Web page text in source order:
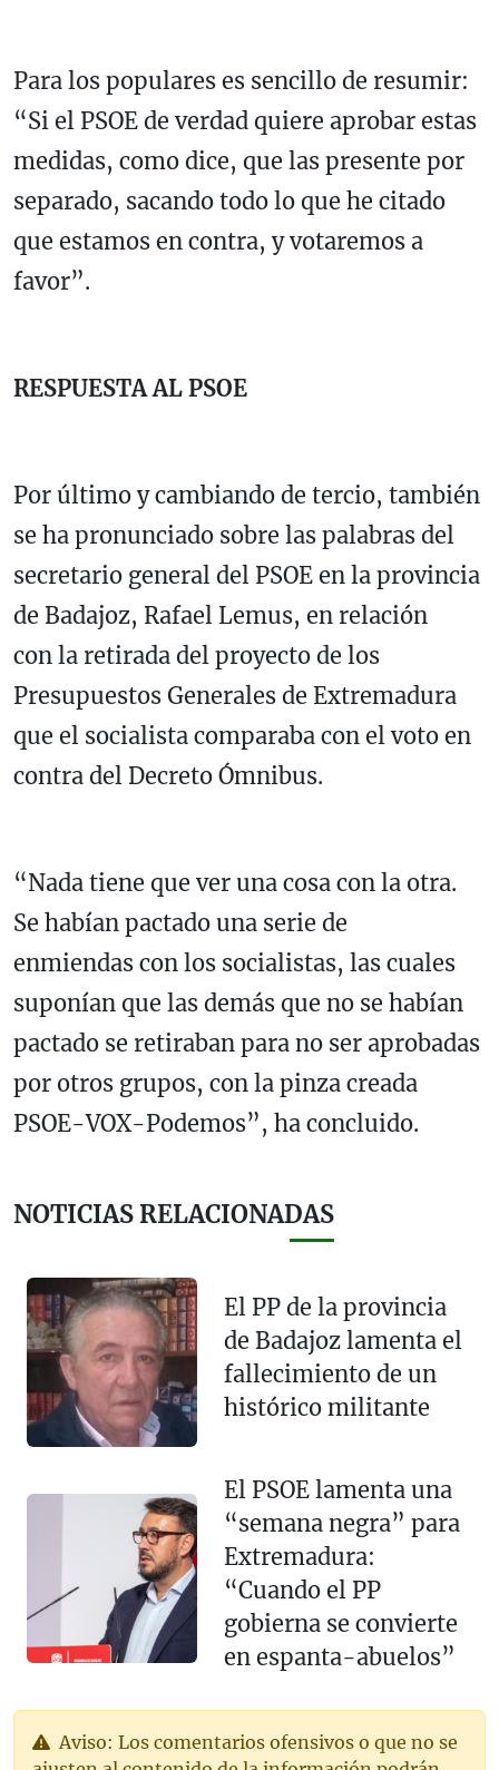
Para los populares es sencillo de resumir:
“Si el PSOE de verdad quiere aprobar estas
medidas, como dice, que las presente por
separado, sacando todo lo que he citado
que estamos en contra, y votaremos a
favor”.
RESPUESTA AL PSOE
Por último y cambiando de tercio, también
se ha pronunciado sobre las palabras del
secretario general del PSOE en la provincia
de Badajoz, Rafael Lemus, en relación
con la retirada del proyecto de los
Presupuestos Generales de Extremadura
que el socialista comparaba con el voto en
contra del Decreto Ómnibus.
“Nada tiene que ver una cosa con la otra.
Se habían pactado una serie de
enmiendas con los socialistas, las cuales
suponían que las demás que no se habían
pactado se retiraban para no ser aprobadas
por otros grupos, con la pinza creada
PSOE-VOX-Podemos”, ha concluido.
NOTICIAS RELACIONADAS
El PP de la provincia
de Badajoz lamenta el
fallecimiento de un
histórico militante
El PSOE lamenta una
“semana negra” para
Extremadura:
“Cuando el PP
gobierna se convierte
en espanta-abuelos”
Aviso: Los comentarios ofensivos o que no se